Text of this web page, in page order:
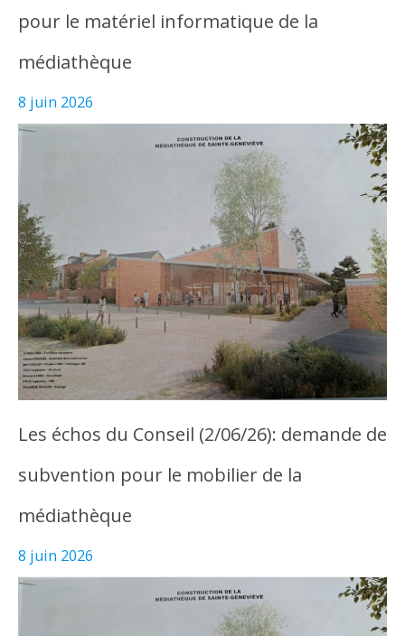
pour le matériel informatique de la
médiathèque
8 juin 2026
Les échos du Conseil (2/06/26): demande de
subvention pour le mobilier de la
médiathèque
8 juin 2026